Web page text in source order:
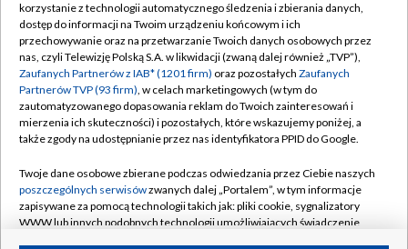
TVP
Abonament TVP
Emisja w TVP
Centrum informacji TVP
Naziemna Telewizja Cyfrowa
Rada Programowa
System NOS
Informacje o nadawcy
Regulamin TVP
Polityka prywatności
Moje zgody
Pomoc
Kontakt
korzystanie z technologii automatycznego śledzenia i zbierania danych,
dostęp do informacji na Twoim urządzeniu końcowym i ich
przechowywanie oraz na przetwarzanie Twoich danych osobowych przez
nas, czyli Telewizję Polską S.A. w likwidacji (zwaną dalej również „TVP”),
Zaufanych Partnerów z IAB* (1201 firm) oraz pozostałych Zaufanych
Partnerów TVP (93 firm), w celach marketingowych (w tym do
zautomatyzowanego dopasowania reklam do Twoich zainteresowań i
mierzenia ich skuteczności) i pozostałych, które wskazujemy poniżej, a
także zgody na udostępnianie przez nas identyfikatora PPID do Google.
Twoje dane osobowe zbierane podczas odwiedzania przez Ciebie naszych
poszczególnych serwisówzwanych dalej „Portalem”, w tym informacje
zapisywane za pomocą technologii takich jak: pliki cookie, sygnalizatory
WWW lub innych podobnych technologii umożliwiających świadczenie